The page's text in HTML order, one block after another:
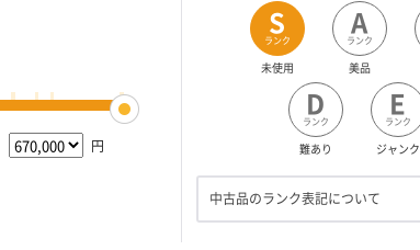
円
S
ランク
未使用
A
ランク
美品
D
ランク
難あり
E
ランク
ジャンク
中古品のランク表記について